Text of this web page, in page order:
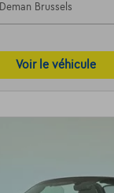
Deman Brussels
Voir le véhicule